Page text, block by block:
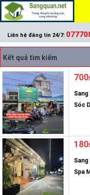
Liên hệ đăng tin 24/7:
Kết quả tìm kiếm
700
Sóc
180
Spa